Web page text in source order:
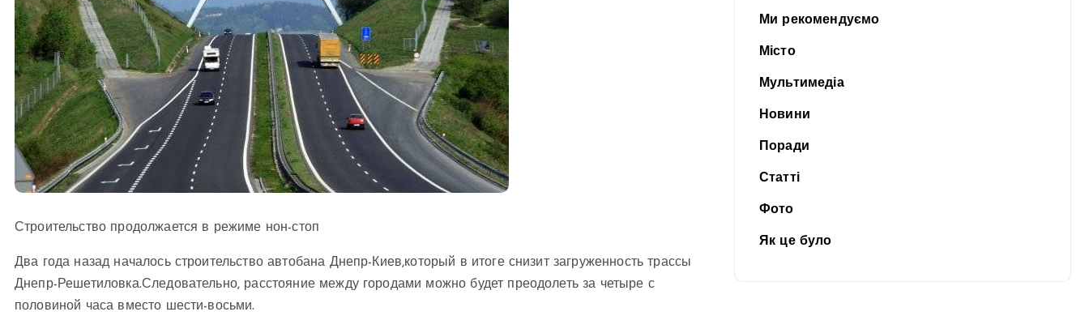
Строительство продолжается в режиме нон-стоп
Два года назад началось строительство автобана Днепр-Киев,который в итоге снизит загруженность трассы
Днепр-Решетиловка.Следовательно, расстояние между городами можно будет преодолеть за четыре с
половиной часа вместо шести-восьми.
Ми рекомендуємо
Місто
Мультимедіа
Новини
Поради
Статті
Фото
Як це було